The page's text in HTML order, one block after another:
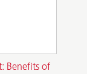
Benefits of